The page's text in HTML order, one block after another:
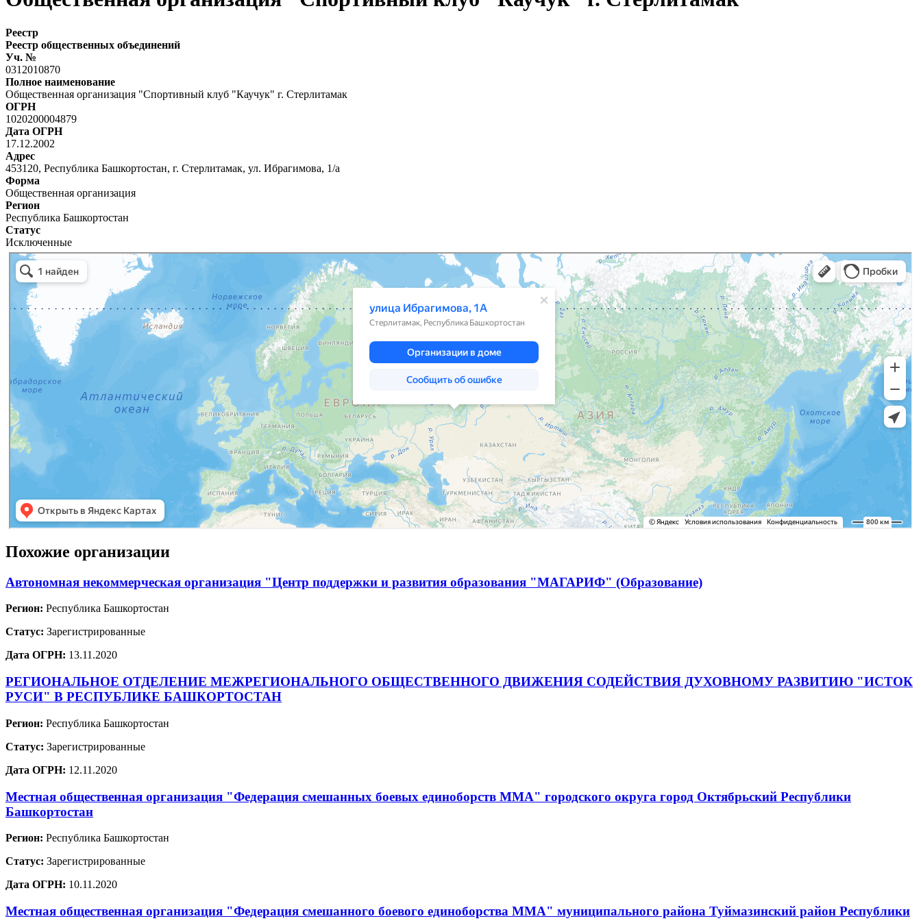
Реестр
Реестр общественных объединений
Уч. №
0312010870
Полное наименование
Общественная организация "Спортивный клуб "Каучук" г. Стерлитамак
ОГРН
1020200004879
Дата ОГРН
17.12.2002
Адрес
453120, Республика Башкортостан, г. Стерлитамак, ул. Ибрагимова, 1/а
Форма
Общественная организация
Регион
Республика Башкортостан
Статус
Исключенные
Похожие организации
Автономная некоммерческая организация "Центр поддержки и развития образования "МАГАРИФ" (Образование)
Регион: Республика Башкортостан
Статус: Зарегистрированные
Дата ОГРН: 13.11.2020
РЕГИОНАЛЬНОЕ ОТДЕЛЕНИЕ МЕЖРЕГИОНАЛЬНОГО ОБЩЕСТВЕННОГО ДВИЖЕНИЯ СОДЕЙСТВИЯ ДУХОВНОМУ РАЗВИТИЮ "ИСТОК
РУСИ" В РЕСПУБЛИКЕ БАШКОРТОСТАН
Регион: Республика Башкортостан
Статус: Зарегистрированные
Дата ОГРН: 12.11.2020
Местная общественная организация "Федерация смешанных боевых единоборств ММА" городского округа город Октябрьский Республики
Башкортостан
Регион: Республика Башкортостан
Статус: Зарегистрированные
Дата ОГРН: 10.11.2020
Местная общественная организация "Федерация смешанного боевого единоборства ММА" муниципального района Туймазинский район Республики